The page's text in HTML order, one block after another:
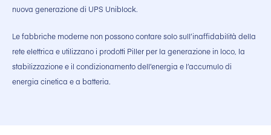
nuova generazione di UPS Uniblock.
Le fabbriche moderne non possono contare solo sull’inaffidabilità della
rete elettrica e utilizzano i prodotti Piller per la generazione in loco, la
stabilizzazione e il condizionamento dell’energia e l’accumulo di
energia cinetica e a batteria.